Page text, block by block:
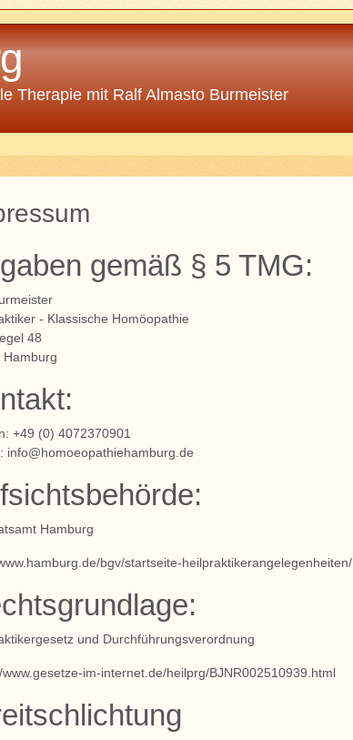
Therapie mit Ralf Almasto Burmeister
gemäß § 5 TMG:
- Klassische Homöopathie
48
Hamburg
+49 (0) 4072370901
info@homoeopathiehamburg.de
Hamburg
bgv/startseite-heilpraktikerangelegenheiten/
und Durchführungsverordnung
www.gesetze-im-internet.de/heilprg/BJNR002510939.html